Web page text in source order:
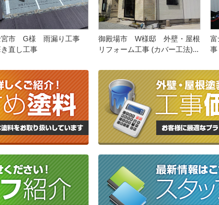
宮市 G様 雨漏り工事
直し工事
御殿場市 W様邸 外壁・屋根
リフォーム工事 (カバー工法)...